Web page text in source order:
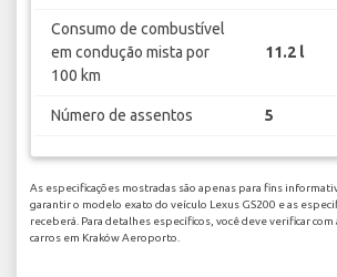
Consumo de combustível
em condução mista por
100 km
11.2 l
Número de assentos 5
As especificações mostradas são apenas para fins
garantir o modelo exato do veículo Lexus GS200 e as
receberá. Para detalhes específicos, você deve verificar
carros em Kraków Aeroporto.